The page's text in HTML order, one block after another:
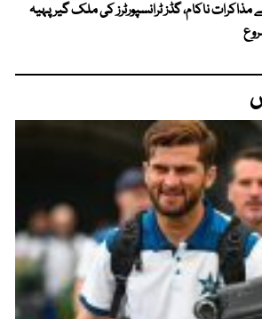
ناکام، گڈز ٹرانسپورٹرز کی ملک گیر پہیہ